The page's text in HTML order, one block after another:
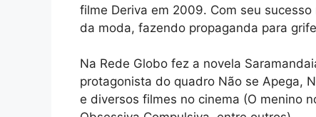
filme Deriva em 2009. Com seu
da moda, fazendo propaganda para
Na Rede Globo fez a novela
protagonista do quadro Não se Apega,
e diversos filmes no cinema (O menino